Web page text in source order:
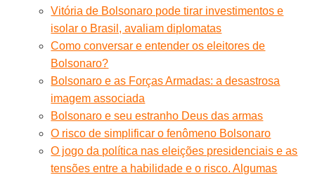
Vitória de Bolsonaro pode tirar investimentos e
isolar o Brasil, avaliam diplomatas
Como conversar e entender os eleitores de
Bolsonaro?
Bolsonaro e as Forças Armadas: a desastrosa
imagem associada
Bolsonaro e seu estranho Deus das armas
O risco de simplificar o fenômeno Bolsonaro
O jogo da política nas eleições presidenciais e as
tensões entre a habilidade e o risco. Algumas